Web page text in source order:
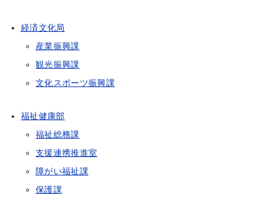
経済文化局
産業振興課
観光振興課
文化スポーツ振興課
福祉健康部
福祉総務課
支援連携推進室
障がい福祉課
保護課